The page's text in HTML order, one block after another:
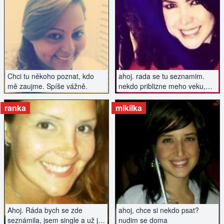
Chci tu někoho poznat, kdo
mě zaujme. Spíše vážně.
ZOBRAZIT INZERÁT
ahoj. rada se tu seznamim.
nekdo priblizne meho veku,
kdo ma rad dobrou zabavu a
neni uplnej nesportovec..
ZOBRAZIT INZERÁT
Ahoj. Ráda bych se zde
seznámila, jsem single a už je
ranka
ZOBRAZIT INZERÁT
ahoj, chce si nekdo psat?
nudim se doma
mikilka
ZOBRAZIT INZERÁT